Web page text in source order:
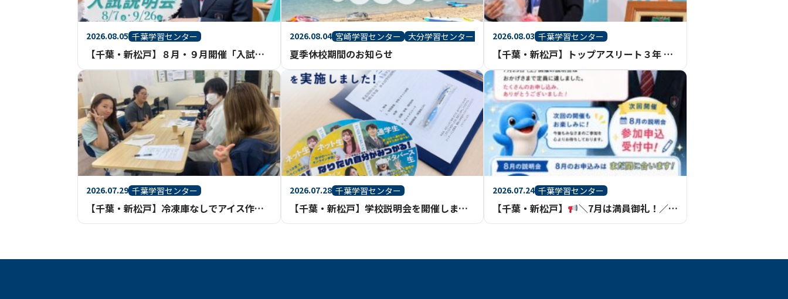
2026.08.05 千葉学習センター
【千葉・新松戸】８月・９月開催「入試説明会」のご案内
2026.08.04 宮崎学習センター 大分学習センター
夏季休校期間のお知らせ
2026.08.03 千葉学習センター
【千葉・新松戸】トップアスリート３年 中井亜美さん 市川市民栄誉賞授与式
2026.07.29 千葉学習センター
【千葉・新松戸】冷凍庫なしでアイス作り！ 「家庭基礎」で科学と調理を楽しく学びました
2026.07.28 千葉学習センター
【千葉・新松戸】学校説明会を開催しました！たくさんのご参加ありがとうございました
2026.07.24 千葉学習センター
【千葉・新松戸】 ＼7月は満員御礼！／ 8月29日(土)学校説明会の申込受付中